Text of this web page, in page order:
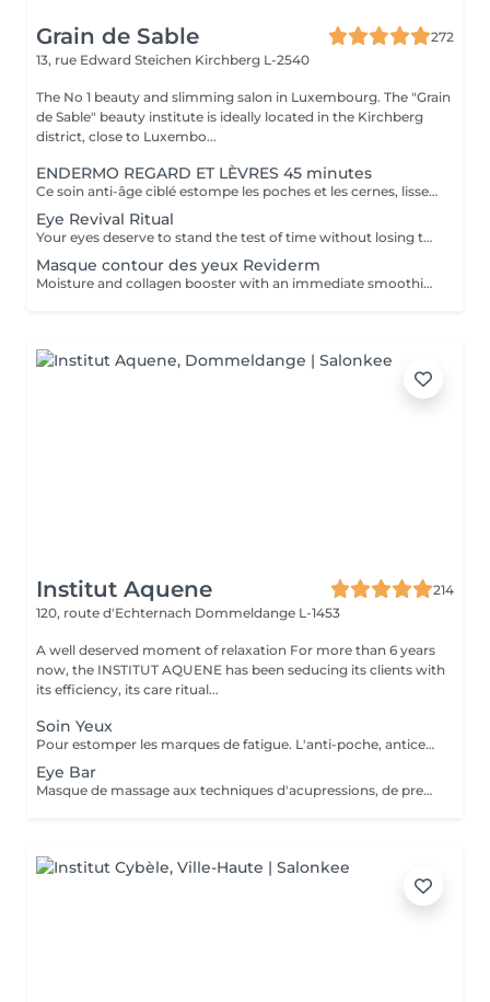
Grain de Sable
272
13, rue Edward Steichen Kirchberg L-2540
The No 1 beauty and slimming salon in Luxembourg. The "Grain
de Sable" beauty institute is ideally located in the Kirchberg
district, close to Luxembo...
ENDERMO REGARD ET LÈVRES 45 minutes
Ce soin anti-âge ciblé estompe les poches et les cernes, lisse les rides du contour des yeux et de la bouche, repulpe les lèvres et rehausse les paupières pour ouvrir et défatiguer le regard.
Eye Revival Ritual
Your eyes deserve to stand the test of time without losing their radiance, that's the mission of CellCollagen Eye Contour. The subtle combination of its collagen matrix enriched with hibiscus oligopeptides and the cellular serum it is infused with will magnify your eye area. This luxurious, high-performance treatment with a high concentration of stabilised cell extracts (15%) not only moisturises and revitalises the delicate skin in this area, but also plumps up wrinkles and visibly reduces dark circles and puffiness. Your eyes are rested* and incredibly luminous.
Masque contour des yeux Reviderm
Moisture and collagen booster with an immediate smoothing effect.
Institut Aquene
214
120, route d'Echternach Dommeldange L-1453
A well deserved moment of relaxation For more than 6 years
now, the INSTITUT AQUENE has been seducing its clients with
its efficiency, its care ritual...
Soin Yeux
Pour estomper les marques de fatigue. L'anti-poche, anticernes, anti-rides pour un effet lissant et comblant. Peut être fait seul ou combiné à un soin visage.
Eye Bar
Masque de massage aux techniques d'acupressions, de pressothérapies, massage vibratoire. Peut être fait seul ou combiné dans un soin.